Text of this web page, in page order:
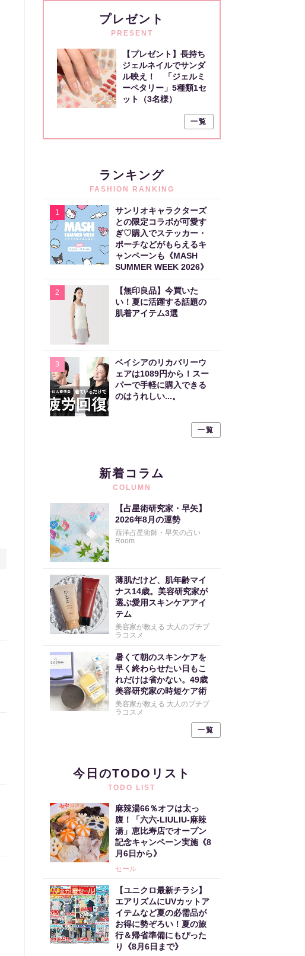
プレゼント
PRESENT
【プレゼント】長持ち
ジェルネイルでサンダ
ル映え！ 「ジェルミ
ーペタリー」5種類1セ
ット（3名様）
一覧
ランキング
FASHION RANKING
1
サンリオキャラクターズ
との限定コラボが可愛す
ぎ♡購入でステッカー・
ポーチなどがもらえるキ
ャンペーンも《MASH
SUMMER WEEK 2026》
2
【無印良品】今買いた
い！夏に活躍する話題の
肌着アイテム3選
3
ベイシアのリカバリーウ
ェアは1089円から！スー
パーで手軽に購入できる
のはうれしい...。
一覧
新着コラム
COLUMN
【占星術研究家・早矢】
2026年8月の運勢
西洋占星術師・早矢の占い
Room
薄肌だけど、肌年齢マイ
ナス14歳。美容研究家が
選ぶ愛用スキンケアアイ
テム
美容家が教える 大人のプチプ
ラコスメ
暑くて朝のスキンケアを
早く終わらせたい日もこ
れだけは省かない。49歳
美容研究家の時短ケア術
美容家が教える 大人のプチプ
ラコスメ
一覧
今日のTODOリスト
TODO LIST
麻辣湯66％オフは太っ
腹！「六六-LIULIU-麻辣
湯」恵比寿店でオープン
記念キャンペーン実施《8
月6日から》
セール
【ユニクロ最新チラシ】
エアリズムにUVカットア
イテムなど夏の必需品が
お得に勢ぞろい！夏の旅
行＆帰省準備にもぴった
り《8月6日まで》